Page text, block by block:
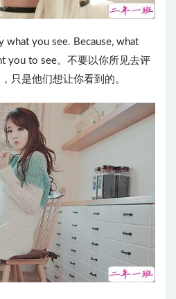
what you see. Because, what
you to see。不要以你所见去评
只是他们想让你看到的。